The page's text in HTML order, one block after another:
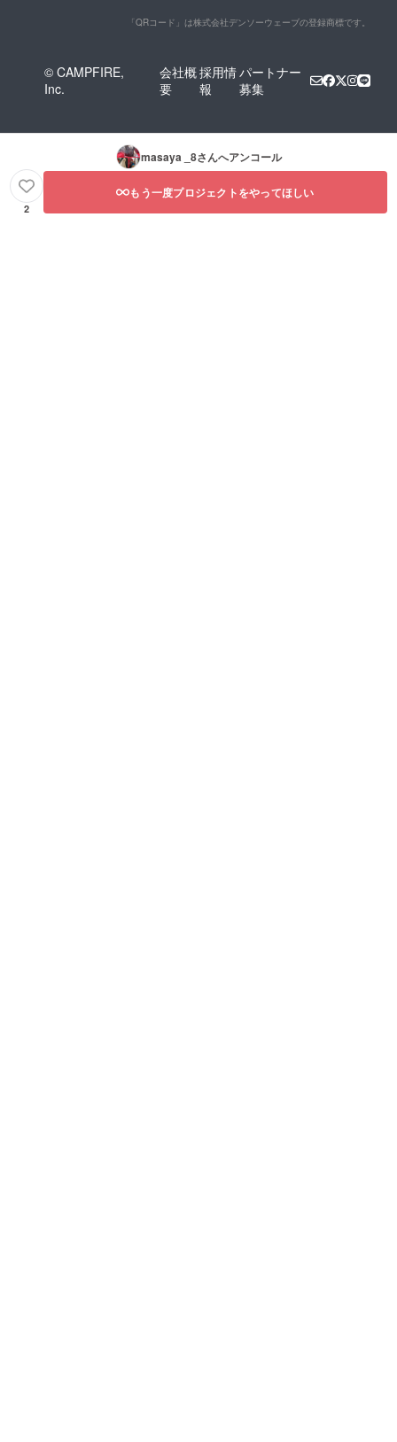
「QRコード」は株式会社デンソーウェーブの登録商標です。
© CAMPFIRE,
Inc.
会社概
要
採用情
報
パートナー
募集
masaya _8さんへアンコール
2
もう一度プロジェクトをやってほしい